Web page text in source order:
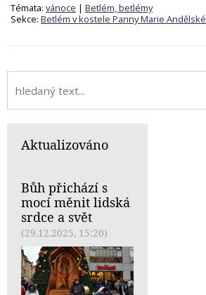
Témata: vánoce | Betlém, betlémy
Sekce: Betlém v kostele Panny Marie Andělské
Aktualizováno
Bůh přichází s
mocí měnit lidská
srdce a svět
(29.12.2025, 15:20)